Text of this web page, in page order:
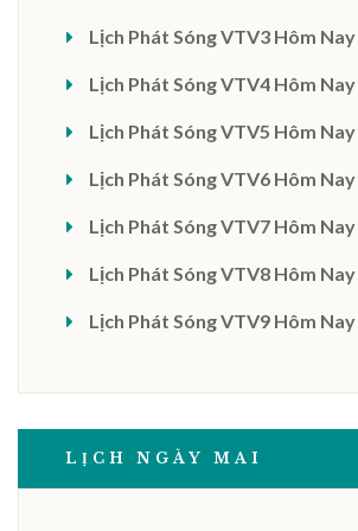
Lịch Phát Sóng VTV3 Hôm Nay
Lịch Phát Sóng VTV4 Hôm Nay
Lịch Phát Sóng VTV5 Hôm Nay
Lịch Phát Sóng VTV6 Hôm Nay
Lịch Phát Sóng VTV7 Hôm Nay
Lịch Phát Sóng VTV8 Hôm Nay
Lịch Phát Sóng VTV9 Hôm Nay
LỊCH NGÀY MAI